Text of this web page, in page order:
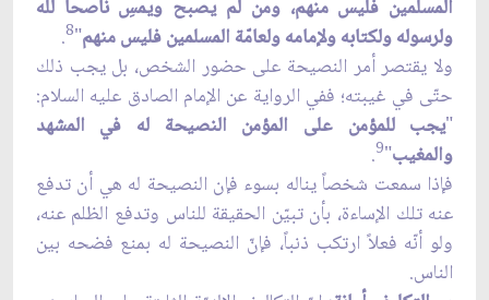
المسلمين فليس منهم، ومن لم يصبح ويمسِ ناصحاً لله
ولرسوله ولكتابه ولإمامه ولعامّة المسلمين فليس منهم"
8
.
ولا يقتصر أمر النصيحة على حضور الشخص، بل يجب ذلك
حتّى في غيبته؛ ففي الرواية عن الإمام الصادق عليه السلام:
"يجب للمؤمن على المؤمن النصيحة له في المشهد
والمغيب"
9
.
فإذا سمعت شخصاً يناله بسوء فإن النصيحة له هي أن تدفع
عنه تلك الإساءة، بأن تبيّن الحقيقة للناس وتدفع الظلم عنه،
ولو أنّه فعلاً ارتكب ذنباً، فإنّ النصيحة له بمنع فضحه بين
الناس.